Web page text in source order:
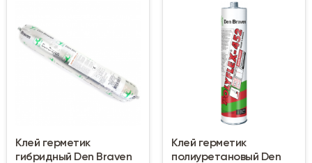
Клей герметик
гибридный Den Braven
Клей герметик
полиуретановый Den